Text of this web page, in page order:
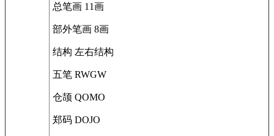
总笔画 11画
部外笔画 8画
结构 左右结构
五笔 RWGW
仓颉 QOMO
郑码 DOJO